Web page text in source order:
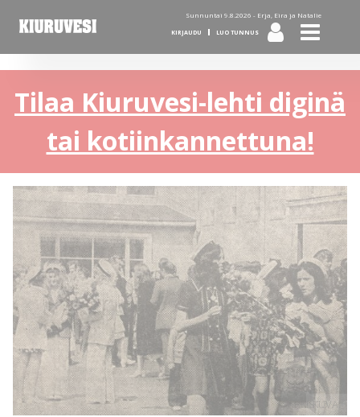
Sunnuntai 9.8.2026 - Erja, Eira ja Natalie
KIRJAUDU LUO TUNNUS
Tilaa Kiuruvesi-lehti diginä
tai kotiinkannettuna!
KUVA:
KUVA:
KIURUVESI-
LEHDEN
ARKISTO